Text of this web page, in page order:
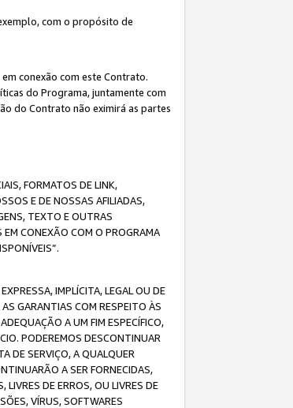
com o propósito de
conexão com este Contrato.
do Programa, juntamente com
do Contrato não eximirá as partes
FORMATOS DE LINK,
E DE NOSSAS AFILIADAS,
TEXTO E OUTRAS
CONEXÃO COM O PROGRAMA
IMPLÍCITA, LEGAL OU DE
GARANTIAS COM RESPEITO ÀS
A UM FIM ESPECÍFICO,
PODEREMOS DESCONTINUAR
DE SERVIÇO, A QUALQUER
A SER FORNECIDAS,
DE ERROS, OU LIVRES DE
VÍRUS, SOFTWARES